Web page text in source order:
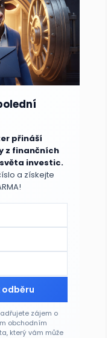
přináší
z finančních
investic.
a získejte
odběru
zájem o
obchodním
který vám může